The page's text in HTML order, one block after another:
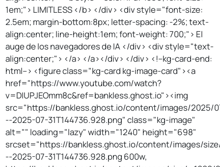
1em;"> LIMITLESS </b> </div> <div style="font-size:
2.5em; margin-bottom:8px; letter-spacing: -2%; text-
align:center; line-height:1em; font-weight: 700;"> El
auge de los navegadores de IA </div> <div style="text-
align:center;"> </a> </a></div> </div> <!--kg-card-end:
html--> <figure class="kg-card kg-image-card"><a
href="https://www.youtube.com/watch?
v=DIUPJEOmm8c&ref=bankless.ghost.io"><img
src="https://bankless.ghost.io/content/images/2025/
--2025-07-31T144736.928.png" class="kg-image"
alt="" loading="lazy" width="1240" height="698"
srcset="https://bankless.ghost.io/content/images/
--2025-07-31T144736.928.png 600w,